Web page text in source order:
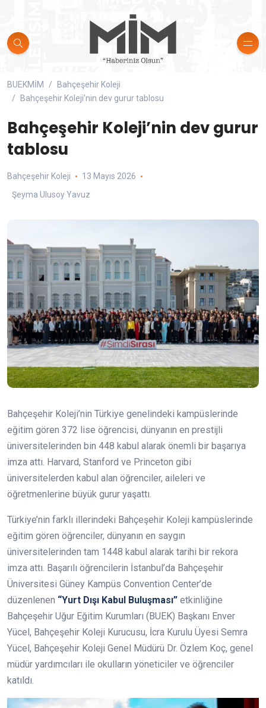
BUEKMİM
Bahçeşehir Koleji
Bahçeşehir Koleji’nin dev gurur tablosu
Bahçeşehir Koleji’nin dev gurur
tablosu
Bahçeşehir Koleji
13 Mayıs 2026
Şeyma Ulusoy Yavuz
Bahçeşehir Koleji’nin Türkiye genelindeki kampüslerinde
eğitim gören 372 lise öğrencisi, dünyanın en prestijli
üniversitelerinden bin 448 kabul alarak önemli bir başarıya
imza attı. Harvard, Stanford ve Princeton gibi
üniversitelerden kabul alan öğrenciler, aileleri ve
öğretmenlerine büyük gurur yaşattı.
Türkiye’nin farklı illerindeki Bahçeşehir Koleji kampüslerinde
eğitim gören öğrenciler, dünyanın en saygın
üniversitelerinden tam 1448 kabul alarak tarihi bir rekora
imza attı. Başarılı öğrencilerin İstanbul’da Bahçeşehir
Üniversitesi Güney Kampüs Convention Center’de
düzenlenen “Yurt Dışı Kabul Buluşması” etkinliğine
Bahçeşehir Uğur Eğitim Kurumları (BUEK) Başkanı Enver
Yücel, Bahçeşehir Koleji Kurucusu, İcra Kurulu Üyesi Semra
Yücel, Bahçeşehir Koleji Genel Müdürü Dr. Özlem Koç, genel
müdür yardımcıları ile okulların yöneticiler ve öğrenciler
katıldı.